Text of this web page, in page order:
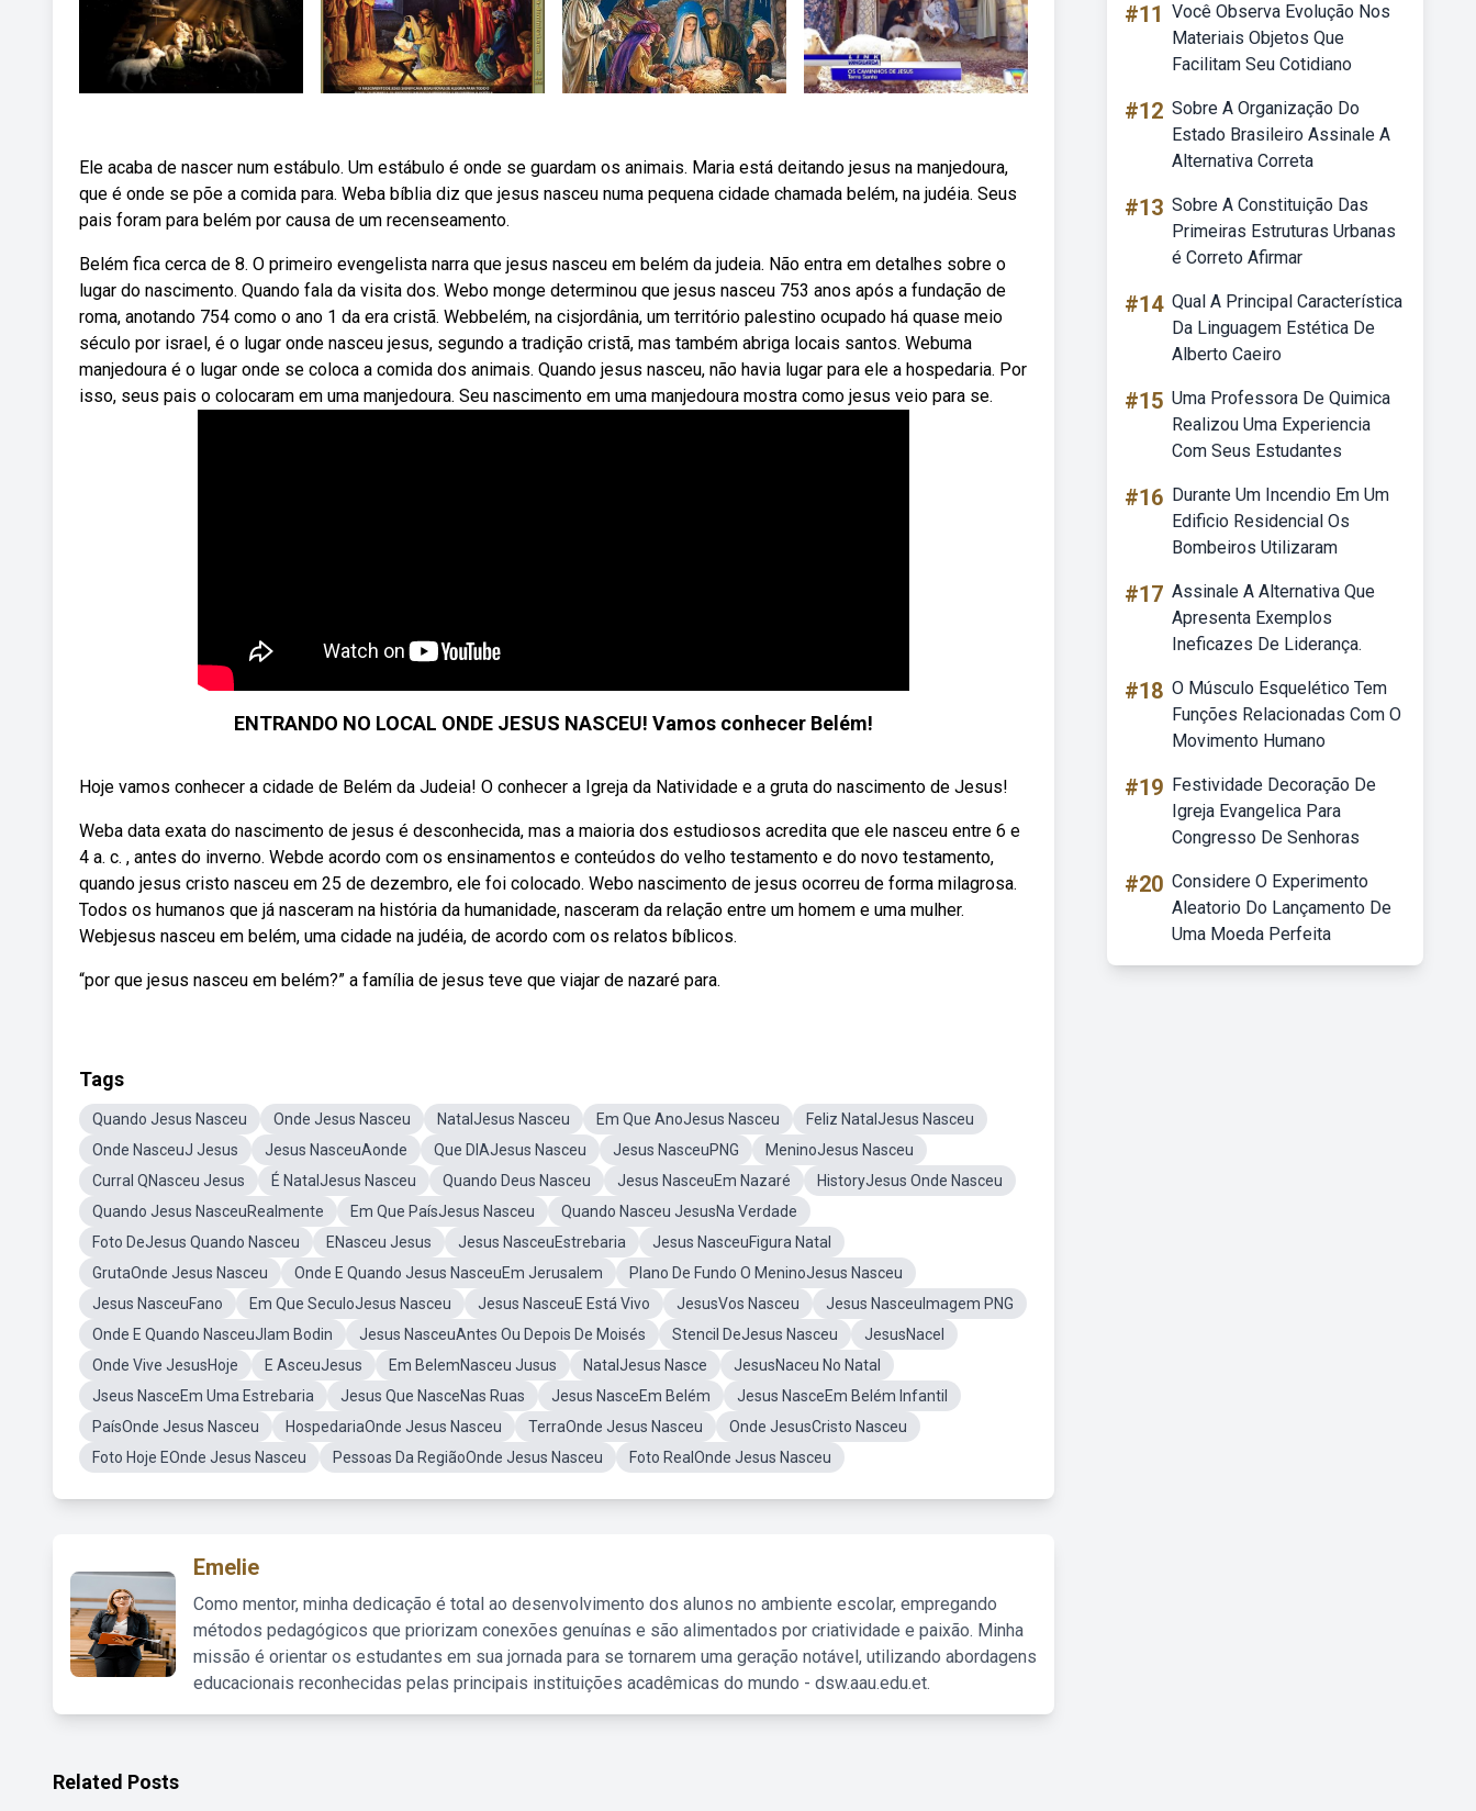
Ele acaba de nascer num estábulo. Um estábulo é onde se guardam os animais. Maria está deitando jesus na manjedoura,
que é onde se põe a comida para. Weba bíblia diz que jesus nasceu numa pequena cidade chamada belém, na judéia. Seus
pais foram para belém por causa de um recenseamento.
Belém fica cerca de 8. O primeiro evengelista narra que jesus nasceu em belém da judeia. Não entra em detalhes sobre o
lugar do nascimento. Quando fala da visita dos. Webo monge determinou que jesus nasceu 753 anos após a fundação de
roma, anotando 754 como o ano 1 da era cristã. Webbelém, na cisjordânia, um território palestino ocupado há quase meio
século por israel, é o lugar onde nasceu jesus, segundo a tradição cristã, mas também abriga locais santos. Webuma
manjedoura é o lugar onde se coloca a comida dos animais. Quando jesus nasceu, não havia lugar para ele a hospedaria. Por
isso, seus pais o colocaram em uma manjedoura. Seu nascimento em uma manjedoura mostra como jesus veio para se.
ENTRANDO NO LOCAL ONDE JESUS NASCEU! Vamos conhecer Belém!
Hoje vamos conhecer a cidade de Belém da Judeia! O conhecer a Igreja da Natividade e a gruta do nascimento de Jesus!
Weba data exata do nascimento de jesus é desconhecida, mas a maioria dos estudiosos acredita que ele nasceu entre 6 e
4 a. c. , antes do inverno. Webde acordo com os ensinamentos e conteúdos do velho testamento e do novo testamento,
quando jesus cristo nasceu em 25 de dezembro, ele foi colocado. Webo nascimento de jesus ocorreu de forma milagrosa.
Todos os humanos que já nasceram na história da humanidade, nasceram da relação entre um homem e uma mulher.
Webjesus nasceu em belém, uma cidade na judéia, de acordo com os relatos bíblicos.
“por que jesus nasceu em belém?” a família de jesus teve que viajar de nazaré para.
Tags
Quando Jesus Nasceu Onde Jesus Nasceu NatalJesus Nasceu Em Que AnoJesus Nasceu
Feliz NatalJesus Nasceu
Onde NasceuJ Jesus
Jesus NasceuAonde Que DIAJesus Nasceu Jesus NasceuPNG
MeninoJesus Nasceu
Curral QNasceu Jesus
É NatalJesus Nasceu Quando Deus Nasceu Jesus NasceuEm Nazaré
HistoryJesus Onde Nasceu
Quando Jesus NasceuRealmente
Em Que PaísJesus Nasceu
Quando Nasceu JesusNa Verdade
Foto DeJesus Quando Nasceu
ENasceu Jesus Jesus NasceuEstrebaria
Jesus NasceuFigura Natal
GrutaOnde Jesus Nasceu
Onde E Quando Jesus NasceuEm Jerusalem
Plano De Fundo O MeninoJesus Nasceu
Jesus NasceuFano
Em Que SeculoJesus Nasceu Jesus NasceuE Está Vivo JesusVos Nasceu
Jesus NasceuImagem PNG
Onde E Quando NasceuJlam Bodin
Jesus NasceuAntes Ou Depois De Moisés Stencil DeJesus Nasceu
JesusNacel
Onde Vive JesusHoje
E AsceuJesus Em BelemNasceu Jusus NatalJesus Nasce
JesusNaceu No Natal
Jseus NasceEm Uma Estrebaria
Jesus Que NasceNas Ruas Jesus NasceEm Belém
Jesus NasceEm Belém Infantil
PaísOnde Jesus Nasceu
HospedariaOnde Jesus Nasceu TerraOnde Jesus Nasceu
Onde JesusCristo Nasceu
Foto Hoje EOnde Jesus Nasceu
Pessoas Da RegiãoOnde Jesus Nasceu Foto RealOnde Jesus Nasceu
Emelie
Como mentor, minha dedicação é total ao desenvolvimento dos alunos no ambiente escolar, empregando
métodos pedagógicos que priorizam conexões genuínas e são alimentados por criatividade e paixão. Minha
missão é orientar os estudantes em sua jornada para se tornarem uma geração notável, utilizando abordagens
educacionais reconhecidas pelas principais instituições acadêmicas do mundo - dsw.aau.edu.et.
#11 Você Observa Evolução Nos
Materiais Objetos Que
Facilitam Seu Cotidiano
#12 Sobre A Organização Do
Estado Brasileiro Assinale A
Alternativa Correta
#13 Sobre A Constituição Das
Primeiras Estruturas Urbanas
é Correto Afirmar
#14 Qual A Principal Característica
Da Linguagem Estética De
Alberto Caeiro
#15 Uma Professora De Quimica
Realizou Uma Experiencia
Com Seus Estudantes
#16 Durante Um Incendio Em Um
Edificio Residencial Os
Bombeiros Utilizaram
#17 Assinale A Alternativa Que
Apresenta Exemplos
Ineficazes De Liderança.
#18 O Músculo Esquelético Tem
Funções Relacionadas Com O
Movimento Humano
#19 Festividade Decoração De
Igreja Evangelica Para
Congresso De Senhoras
#20 Considere O Experimento
Aleatorio Do Lançamento De
Uma Moeda Perfeita
Related Posts